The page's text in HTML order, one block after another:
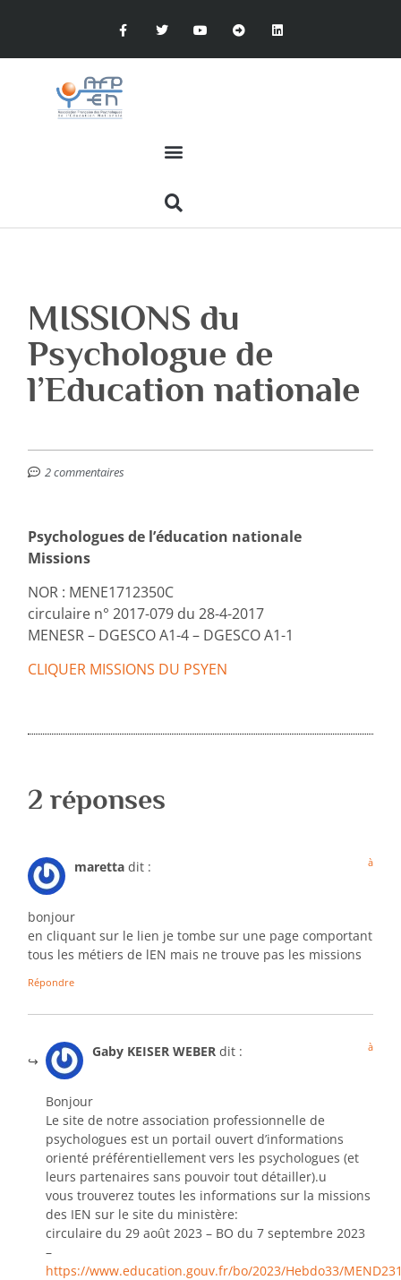
MISSIONS du
Psychologue de
l’Education nationale
2 commentaires
Psychologues de l’éducation nationale
Missions
NOR : MENE1712350C
circulaire n° 2017-079 du 28-4-2017
MENESR – DGESCO A1-4 – DGESCO A1-1
CLIQUER MISSIONS DU PSYEN
2 réponses
maretta dit : à
bonjour
en cliquant sur le lien je tombe sur une page comportant
tous les métiers de lEN mais ne trouve pas les missions
Répondre
Gaby KEISER WEBER dit : à
Bonjour
Le site de notre association professionnelle de
psychologues est un portail ouvert d’informations
orienté préférentiellement vers les psychologues (et
leurs partenaires sans pouvoir tout détailler).u
vous trouverez toutes les informations sur la missions
des IEN sur le site du ministère:
circulaire du 29 août 2023 – BO du 7 septembre 2023
–
https://www.education.gouv.fr/bo/2023/Hebdo33/